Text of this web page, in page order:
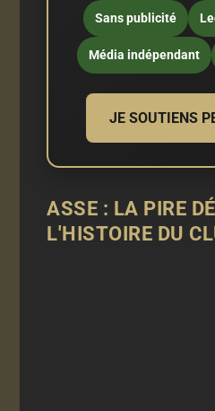
Sans publicité
Média indépendant
JE SOUTIENS
ASSE : LA PIRE
L'HISTOIRE DU